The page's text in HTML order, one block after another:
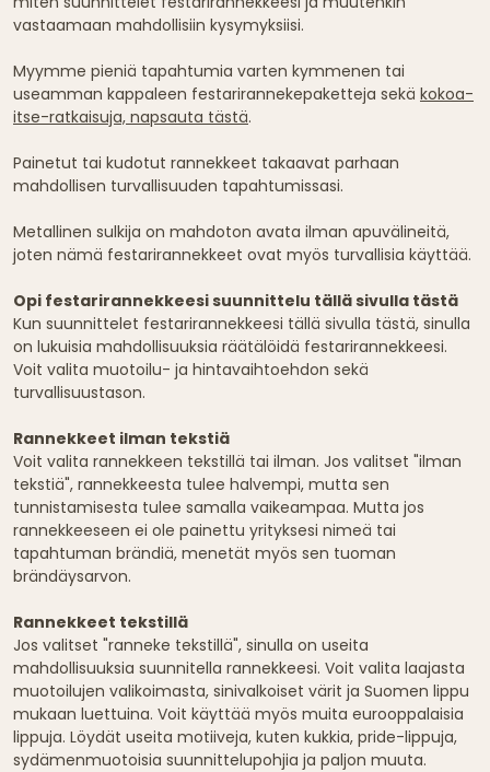
vastaamaan mahdollisiin kysymyksiisi.
Myymme pieniä tapahtumia varten kymmenen tai
useamman kappaleen festarirannekepaketteja sekä kokoa-
itse-ratkaisuja, napsauta tästä.
Painetut tai kudotut rannekkeet takaavat parhaan
mahdollisen turvallisuuden tapahtumissasi.
Metallinen sulkija on mahdoton avata ilman apuvälineitä,
joten nämä festarirannekkeet ovat myös turvallisia käyttää.
Opi festarirannekkeesi suunnittelu tällä sivulla tästä
Kun suunnittelet festarirannekkeesi tällä sivulla tästä, sinulla
on lukuisia mahdollisuuksia räätälöidä festarirannekkeesi.
Voit valita muotoilu- ja hintavaihtoehdon sekä
turvallisuustason.
Rannekkeet ilman tekstiä
Voit valita rannekkeen tekstillä tai ilman. Jos valitset "ilman
tekstiä", rannekkeesta tulee halvempi, mutta sen
tunnistamisesta tulee samalla vaikeampaa. Mutta jos
rannekkeeseen ei ole painettu yrityksesi nimeä tai
tapahtuman brändiä, menetät myös sen tuoman
brändäysarvon.
Rannekkeet tekstillä
Jos valitset "ranneke tekstillä", sinulla on useita
mahdollisuuksia suunnitella rannekkeesi. Voit valita laajasta
muotoilujen valikoimasta, sinivalkoiset värit ja Suomen lippu
mukaan luettuina. Voit käyttää myös muita eurooppalaisia
lippuja. Löydät useita motiiveja, kuten kukkia, pride-lippuja,
sydämenmuotoisia suunnittelupohjia ja paljon muuta.